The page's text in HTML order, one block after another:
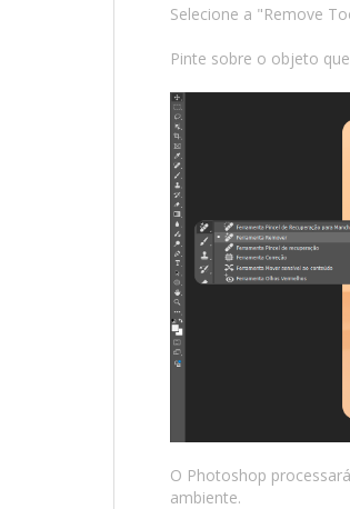
Selecione a "Remove
Pinte sobre o objeto
O Photoshop
ambiente.